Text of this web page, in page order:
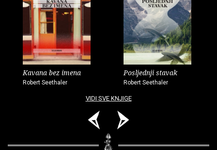
Kavana bez imena
Robert Seethaler
Posljednji stavak
Robert Seethaler
VIDI SVE KNJIGE